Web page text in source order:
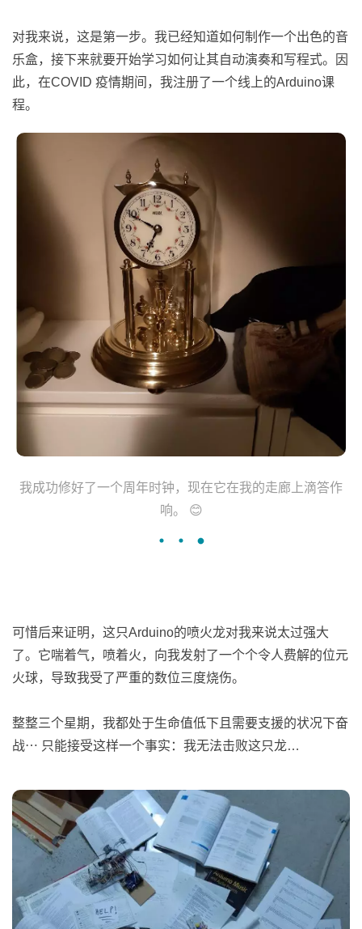
我的“未完成计画”橱柜，放着待维修的「周年时钟」
（注：这种时钟每年只需要上发条一次）。在最高的架子
对我来说，这是第一步。我已经知道如何制作一个出色的音
乐盒，接下来就要开始学习如何让其自动演奏和写程式。因
此，在COVID 疫情期间，我注册了一个线上的Arduino课
程。
可惜后来证明，这只Arduino的喷火龙对我来说太过强大
了。它喘着气，喷着火，向我发射了一个个令人费解的位元
火球，导致我受了严重的数位三度烧伤。
整整三个星期，我都处于生命值低下且需要支援的状况下奋
战⋯ 只能接受这样一个事实：我无法击败这只龙…